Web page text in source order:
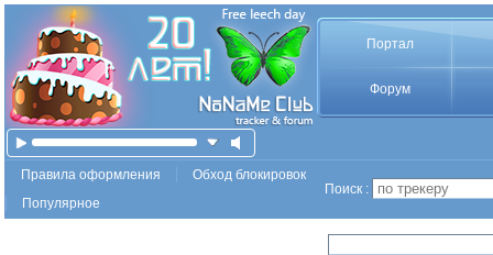
Портал
Форум
Правила оформления
Обход блокировок
Популярное
Поиск :